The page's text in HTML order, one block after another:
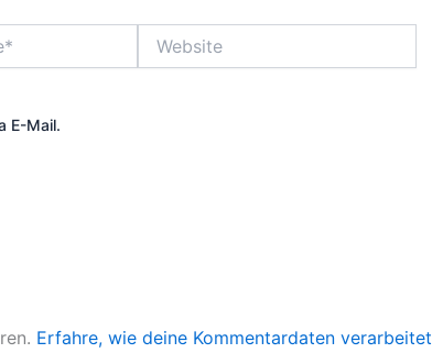
E-Mail.
Erfahre, wie deine Kommentardaten verarbeitet